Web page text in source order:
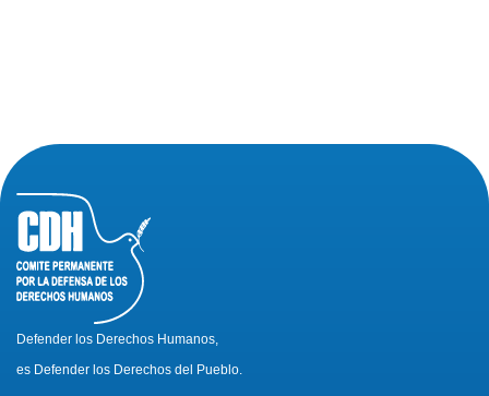
Defender los Derechos Humanos,
es Defender los Derechos del Pueblo.